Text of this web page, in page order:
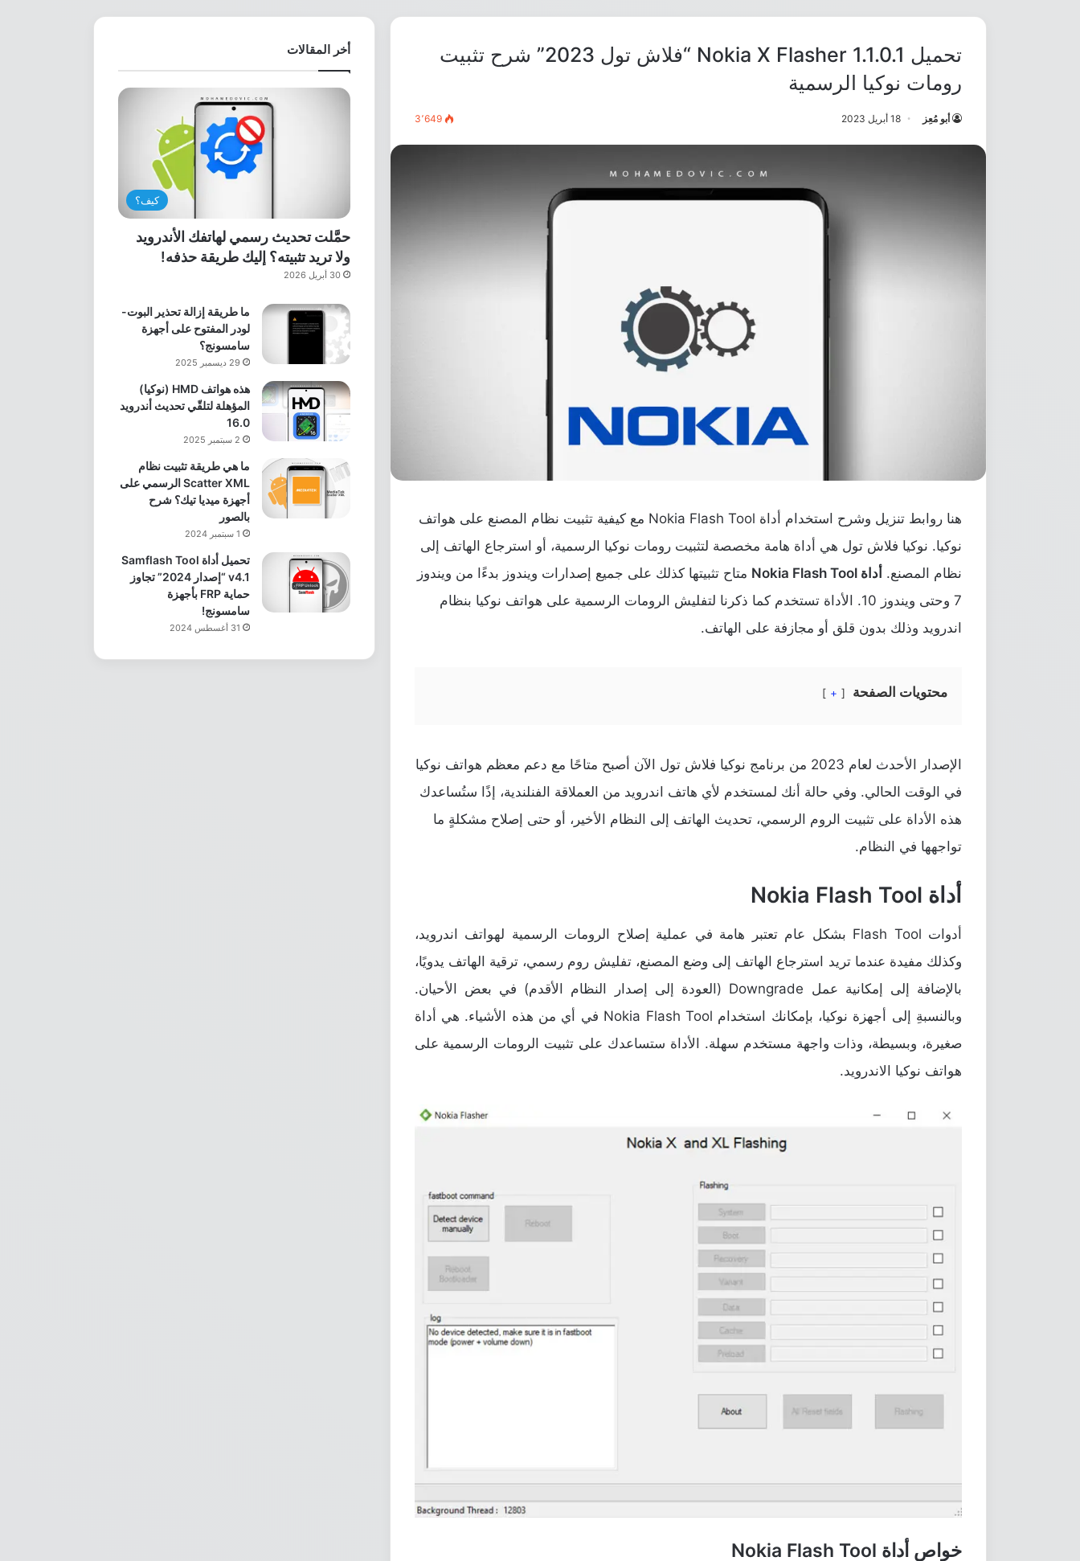
تحميل Nokia X Flasher 1.1.0.1 “فلاش تول 2023” شرح تثبيت
رومات نوكيا الرسمية
أبو مُعِز 18 أبريل 2023 3٬649
هنا روابط تنزيل وشرح استخدام أداة Nokia Flash Tool مع كيفية تثبيت نظام المصنع على هواتف
نوكيا. نوكيا فلاش تول هي أداة هامة مخصصة لتثبيت رومات نوكيا الرسمية، أو استرجاع الهاتف إلى
نظام المصنع. أداة Nokia Flash Tool
متاح تثبيتها كذلك على جميع إصدارات ويندوز بدءًا من ويندوز
7 وحتى ويندوز 10. الأداة تستخدم كما ذكرنا لتفليش الرومات الرسمية على هواتف نوكيا بنظام
اندرويد وذلك بدون قلق أو مجازفة على الهاتف.
محتويات الصفحة +
الإصدار الأحدث لعام 2023 من برنامج نوكيا فلاش تول الآن أصبح متاحًا مع دعم معظم هواتف نوكيا
في الوقت الحالي. وفي حالة أنك لمستخدم لأي هاتف اندرويد من العملاقة الفنلندية، إذًا ستُساعدك
هذه الأداة على تثبيت الروم الرسمي، تحديث الهاتف إلى النظام الأخير، أو حتى إصلاح مشكلةٍ ما
تواجهها في النظام.
أداة Nokia Flash Tool
أدوات Flash Tool بشكل عام تعتبر هامة في عملية إصلاح الرومات الرسمية لهواتف اندرويد،
وكذلك مفيدة عندما تريد استرجاع الهاتف إلى وضع المصنع، تفليش روم رسمي، ترقية الهاتف يدويًا،
بالإضافة إلى إمكانية عمل Downgrade (العودة إلى إصدار النظام الأقدم) في بعض الأحيان.
وبالنسبةِ إلى أجهزة نوكيا، بإمكانك استخدام Nokia Flash Tool في أي من هذه الأشياء. هي أداة
صغيرة، وبسيطة، وذات واجهة مستخدم سهلة. الأداة ستساعدك على تثبيت الرومات الرسمية على
هواتف نوكيا الاندرويد.
خواص أداة Nokia Flash Tool
أخر المقالات
كيف؟
حمَّلت تحديث رسمي لهاتفك الأندرويد
ولا تريد تثبيته؟ إليك طريقة حذفه!
30 أبريل 2026
ما طريقة إزالة تحذير البوت-
لودر المفتوح على أجهزة
سامسونج؟
29 ديسمبر 2025
هذه هواتف HMD (نوكيا)
المؤهلة لتلقّي تحديث أندرويد
16.0
2 سبتمبر 2025
ما هي طريقة تثبيت نظام
Scatter XML الرسمي على
أجهزة ميديا تيك؟ شرح
بالصور
1 سبتمبر 2024
تحميل أداة Samflash Tool
v4.1 “إصدار 2024” تجاوز
حماية FRP بأجهزة
سامسونج!
31 أغسطس 2024